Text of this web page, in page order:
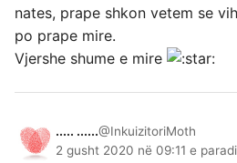
nates, prape shkon vetem se
po prape mire.
Vjershe shume e mire
..... ......@InkuizitoriMoth
2 gusht 2020 në 09:11 e